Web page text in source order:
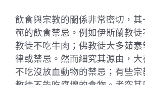
飲食與宗教的關係非常密切，
範的飲食禁忌。 例如伊斯蘭教
教徒不吃牛肉；佛教徒大多茹
律或禁忌。 然而細究其源由，
不吃沒放血動物的禁忌；有些